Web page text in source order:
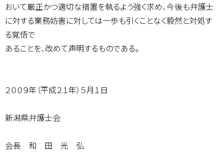
おいて厳正かつ適切な措置を執るよう強く求め、今後も弁護士
に対する業務妨害に対しては一歩も引くことなく毅然と対処す
る覚悟で
あることを、改めて声明するものである。
２００９年（平成２１年）５月１日
新潟県弁護士会
会長 和 田 光 弘